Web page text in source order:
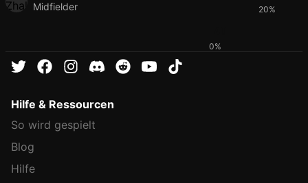
Midfielder 20%
0%
Hilfe & Ressourcen
So wird gespielt
Blog
Hilfe